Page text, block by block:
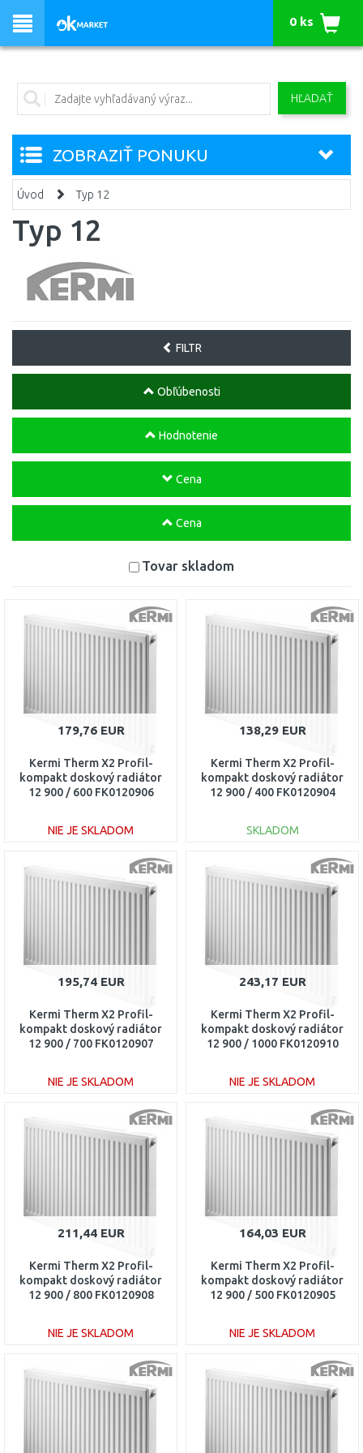
HĽADAŤ
0 ks
ZOBRAZIŤ PONUKU
Úvod Typ 12
Typ 12
FILTR
Obľúbenosti
Hodnotenie
Cena
Cena
Tovar skladom
179,76 EUR
Kermi Therm X2 Profil-
kompakt doskový radiátor
12 900 / 600 FK0120906
NIE JE SKLADOM
DO KOŠÍKA
138,29 EUR
Kermi Therm X2 Profil-
kompakt doskový radiátor
12 900 / 400 FK0120904
SKLADOM
DO KOŠÍKA
195,74 EUR
Kermi Therm X2 Profil-
kompakt doskový radiátor
12 900 / 700 FK0120907
NIE JE SKLADOM
DO KOŠÍKA
243,17 EUR
Kermi Therm X2 Profil-
kompakt doskový radiátor
12 900 / 1000 FK0120910
NIE JE SKLADOM
DO KOŠÍKA
211,44 EUR
Kermi Therm X2 Profil-
kompakt doskový radiátor
12 900 / 800 FK0120908
NIE JE SKLADOM
DO KOŠÍKA
164,03 EUR
Kermi Therm X2 Profil-
kompakt doskový radiátor
12 900 / 500 FK0120905
NIE JE SKLADOM
DO KOŠÍKA